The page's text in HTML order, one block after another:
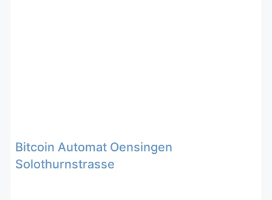
Bitcoin Automat Oensingen
Solothurnstrasse